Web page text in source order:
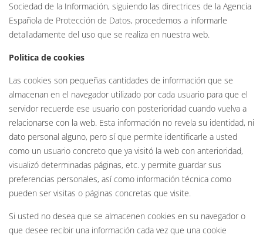
Sociedad de la Información, siguiendo las directrices de la Agencia
Española de Protección de Datos, procedemos a informarle
detalladamente del uso que se realiza en nuestra web.
Politica de cookies
Las cookies son pequeñas cantidades de información que se
almacenan en el navegador utilizado por cada usuario para que el
servidor recuerde ese usuario con posterioridad cuando vuelva a
relacionarse con la web. Esta información no revela su identidad, ni
dato personal alguno, pero sí que permite identificarle a usted
como un usuario concreto que ya visitó la web con anterioridad,
visualizó determinadas páginas, etc. y permite guardar sus
preferencias personales, así como información técnica como
pueden ser visitas o páginas concretas que visite.
Si usted no desea que se almacenen cookies en su navegador o
que desee recibir una información cada vez que una cookie